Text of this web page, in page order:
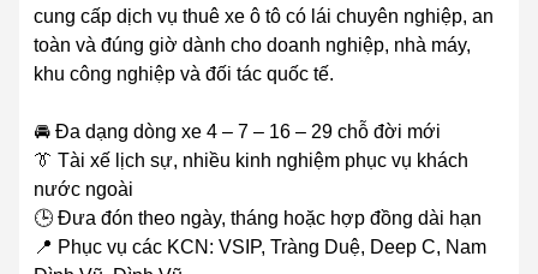
cung cấp dịch vụ thuê xe ô tô có lái chuyên nghiệp, an
toàn và đúng giờ dành cho doanh nghiệp, nhà máy,
khu công nghiệp và đối tác quốc tế.
🚘 Đa dạng dòng xe 4 – 7 – 16 – 29 chỗ đời mới
👔 Tài xế lịch sự, nhiều kinh nghiệm phục vụ khách
nước ngoài
🕒 Đưa đón theo ngày, tháng hoặc hợp đồng dài hạn
📍 Phục vụ các KCN: VSIP, Tràng Duệ, Deep C, Nam